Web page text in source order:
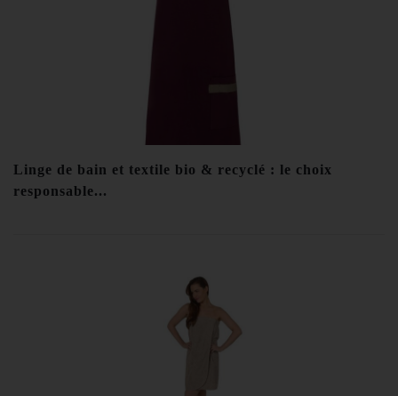
Linge de bain et textile bio & recyclé : le choix
responsable...